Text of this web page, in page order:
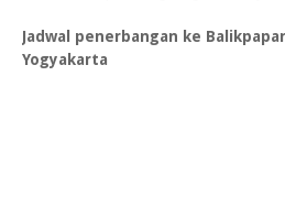
Jadwal penerbangan ke
Yogyakarta